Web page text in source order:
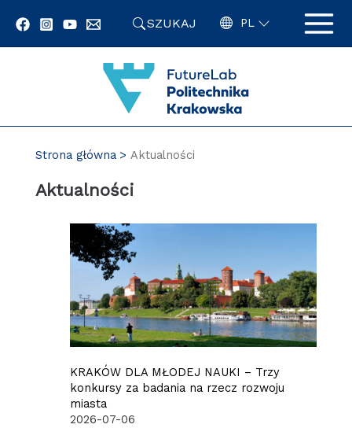
SZUKAJ PL
Strona główna Aktualności
Aktualności
KRAKÓW DLA MŁODEJ NAUKI – Trzy
konkursy za badania na rzecz rozwoju
miasta
2026-07-06